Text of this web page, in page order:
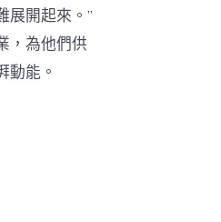
展開起來。”
，為他們供
動能。